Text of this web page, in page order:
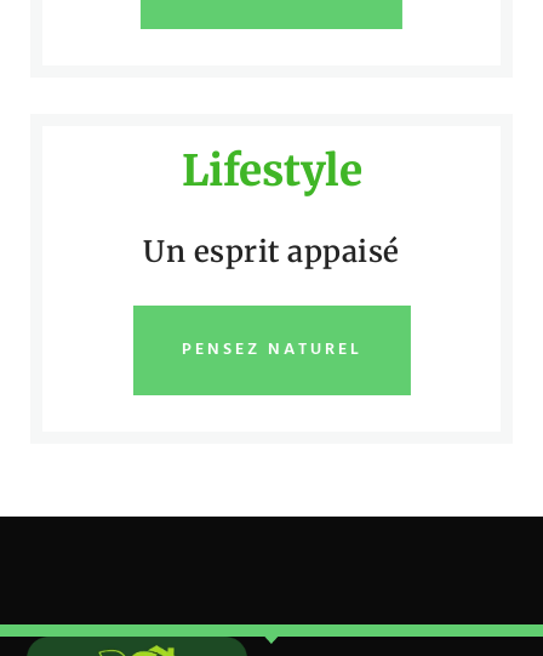
Lifestyle
Un esprit appaisé
PENSEZ NATUREL